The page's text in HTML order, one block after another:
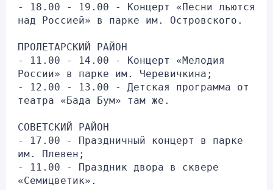
- 18.00 - 19.00 - Концерт «Песни льются
над Россией» в парке им. Островского.
ПРОЛЕТАРСКИЙ РАЙОН
- 11.00 - 14.00 - Концерт «Мелодия
России» в парке им. Черевичкина;
- 12.00 - 13.00 - Детская программа от
театра «Бада Бум» там же.
СОВЕТСКИЙ РАЙОН
- 17.00 - Праздничный концерт в парке
им. Плевен;
- 11.00 - Праздник двора в сквере
«Семицветик».